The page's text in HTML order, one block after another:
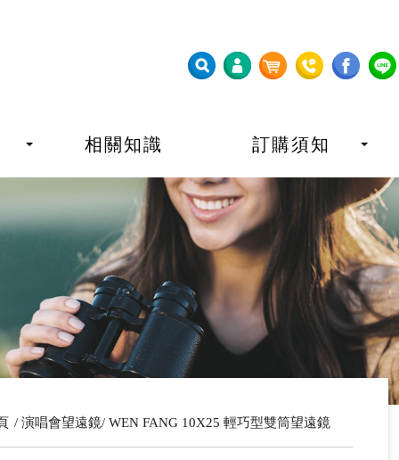
相關知識 訂購須知
演唱會望遠鏡 WEN FANG 10X25 輕巧型雙筒望遠鏡